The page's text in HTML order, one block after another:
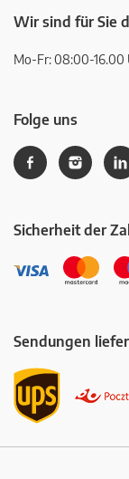
Wir sind für Sie
Mo-Fr: 08:00-16.00
Folge uns
Sicherheit der
Sendungen